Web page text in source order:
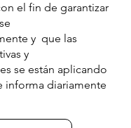
el fin de garantizar
y que las
y
se están aplicando
informa diariamente